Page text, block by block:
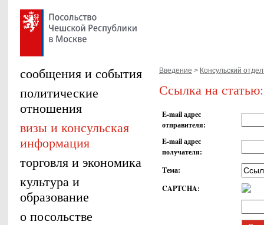
Введение > Консульский
Ссылка на
E-mail адрес
отправителя:
E-mail адрес
получателя:
Тема:
CAPTCHA:
сообщения и события
политические
отношения
визы и консульская
информация
торговля и экономика
культура и
образование
о посольстве